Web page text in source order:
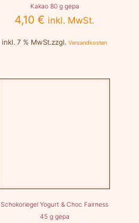
Kakao 80 g gepa
4,10€ inkl. MwSt.
inkl. 7 % MwSt.zzgl.Versandkosten
Schokoriegel Yogurt & Choc Fairness
45 g gepa